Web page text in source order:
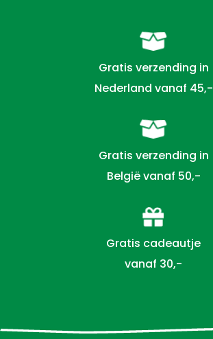
Gratis verzending in
Nederland vanaf 45,-
Gratis verzending in
België vanaf 50,-
Gratis cadeautje
vanaf 30,-